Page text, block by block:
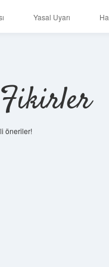
Yasal Uyarı
öneriler!